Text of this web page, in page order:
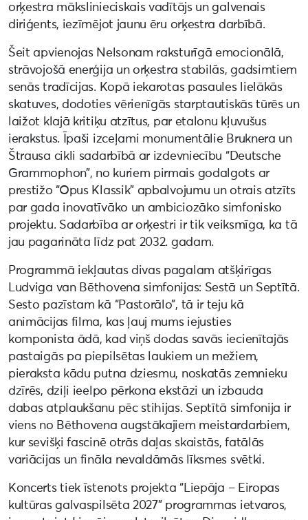
orķestra mākslinieciskais vadītājs un galvenais
diriģents, iezīmējot jaunu ēru orķestra darbībā.
Šeit apvienojas Nelsonam raksturīgā emocionālā,
strāvojošā enerģija un orķestra stabilās, gadsimtiem
senās tradīcijas. Kopā iekarotas pasaules lielākās
skatuves, dodoties vērienīgās starptautiskās tūrēs un
laižot klajā kritiķu atzītus, par etalonu kļuvušus
ierakstus. Īpaši izceļami monumentālie Bruknera un
Štrausa cikli sadarbībā ar izdevniecību “Deutsche
Grammophon”, no kuriem pirmais godalgots ar
prestižo “Opus Klassik” apbalvojumu un otrais atzīts
par gada inovatīvāko un ambiciozāko simfonisko
projektu. Sadarbība ar orķestri ir tik veiksmīga, ka tā
jau pagarināta līdz pat 2032. gadam.
Programmā iekļautas divas pagalam atšķirīgas
Ludviga van Bēthovena simfonijas: Sestā un Septītā.
Sesto pazīstam kā “Pastorālo”, tā ir teju kā
animācijas filma, kas ļauj mums iejusties
komponista ādā, kad viņš dodas savās iecienītajās
pastaigās pa piepilsētas laukiem un mežiem,
pieraksta kādu putna dziesmu, noskatās zemnieku
dzīrēs, dziļi ieelpo pērkona ekstāzi un izbauda
dabas atplaukšanu pēc stihijas. Septītā simfonija ir
viens no Bēthovena augstākajiem meistardarbiem,
kur sevišķi fascinē otrās daļas skaistās, fatālās
variācijas un fināla nevaldāmās līksmes svētki.
Koncerts tiek īstenots projekta “Liepāja – Eiropas
kultūras galvaspilsēta 2027” programmas ietvaros,